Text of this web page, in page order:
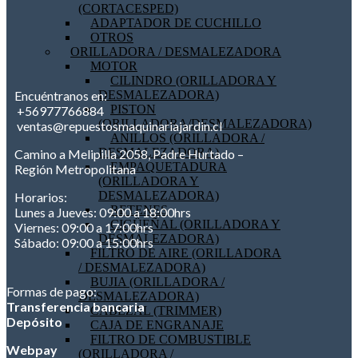
(CORTACESPED)
ADAPTADOR DE CUCHILLO
OTROS
ORILLADORA / DESMALEZADORA
MOTOR
CILINDRO (ORILLADORA Y
DESMALEZADORA)
PISTON
(ORILLADORA/DESMALEZADORA)
ANILLOS (ORILLADORA /
DESMALEZADORA)
EMPAQUETADURA
(ORILLADORA Y
DESMALEZADORA)
RETENES
CIGÜEÑAL (ORILLADORA Y
DESMALEZADORA)
FILTRO DE AIRE (ORILLADORA
/ DESMALEZADORA)
BUJIA (ORILLADORA /
DESMALEZADORA)
CABEZAL (TRIMMER)
CAJA DE ENGRANAJE
FILTRO DE COMBUSTIBLE
(ORILLADORA /
Encuéntranos en:
+56977766884
ventas@repuestosmaquinariajardin.cl
Camino a Melipilla 2058, Padre Hurtado –
Región Metropolitana
Horarios:
Lunes a Jueves: 09:00 a 18:00hrs
Viernes: 09:00 a 17:00hrs
Sábado: 09:00 a 15:00hrs
Formas de pago:
Transferencia bancaria
Depósito
Webpay